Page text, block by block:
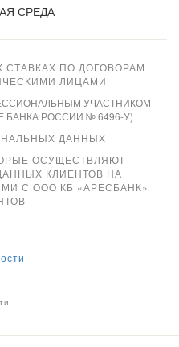
СРЕДА
ПО ДОГОВОРАМ
ЛИЦАМИ
УЧАСТНИКОМ
РОССИИ № 6496-У)
ДАННЫХ
ОСУЩЕСТВЛЯЮТ
КЛИЕНТОВ НА
С ООО КБ «АРЕСБАНК»